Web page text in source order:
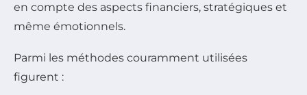
en compte des aspects financiers, stratégiques et
même émotionnels.
Parmi les méthodes couramment utilisées
figurent :